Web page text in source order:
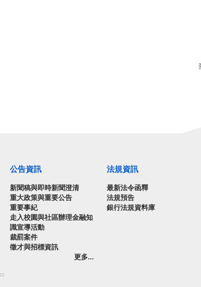
公告資訊
新聞稿與即時新聞澄清
重大政策與重要公告
重要事紀
走入校園與社區辦理金融知
識宣導活動
裁罰案件
徵才與招標資訊
更多...
法規資訊
最新法令函釋
法規預告
銀行法規資料庫
:::